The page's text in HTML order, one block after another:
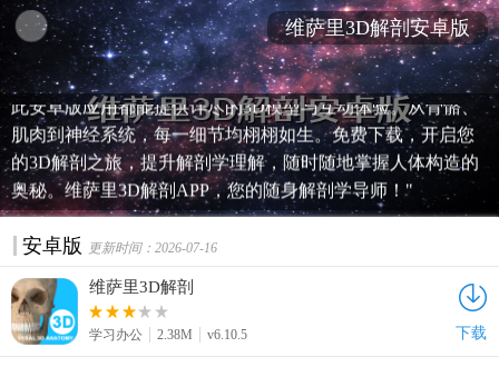
"探索人体奥秘，维萨里3D解剖APP让您随时随地学习解剖知
识。无论您是医学生、教师还是对人体结构感兴趣的个人，
此安卓版应用都能提供详尽的3D模型与互动体验。从骨骼、
肌肉到神经系统，每一细节均栩栩如生。免费下载，开启您
的3D解剖之旅，提升解剖学理解，随时随地掌握人体构造的
奥秘。维萨里3D解剖APP，您的随身解剖学导师！"
维萨里3D解剖安卓版
安卓版 更新时间：2026-07-16
维萨里3D解剖
学习办公 2.38M v6.10.5 下载